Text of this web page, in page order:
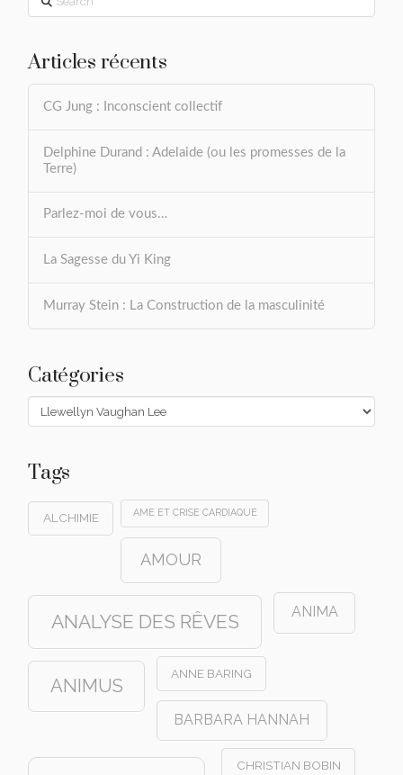
Articles récents
CG Jung : Inconscient collectif
Delphine Durand : Adelaide (ou les promesses de la
Terre)
Parlez-moi de vous…
La Sagesse du Yi King
Murray Stein : La Construction de la masculinité
Catégories
Catégories
Tags
ALCHIMIE AME ET CRISE CARDIAQUE
AMOUR
ANALYSE DES RÊVES ANIMA
ANIMUS
ANNE BARING
BARBARA HANNAH
CHRISTIAN BOBIN